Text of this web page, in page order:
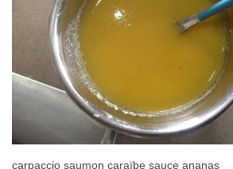
carpaccio saumon caraïbe sauce ananas